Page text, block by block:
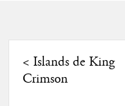
< Islands de King
Crimson